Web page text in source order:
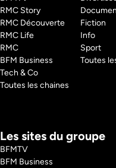
RMC Story
RMC Découverte
RMC Life
RMC
BFM Business
Tech & Co
Toutes les chaines
Fiction
Info
Sport
Toutes
Les sites du groupe
BFMTV
BFM Business